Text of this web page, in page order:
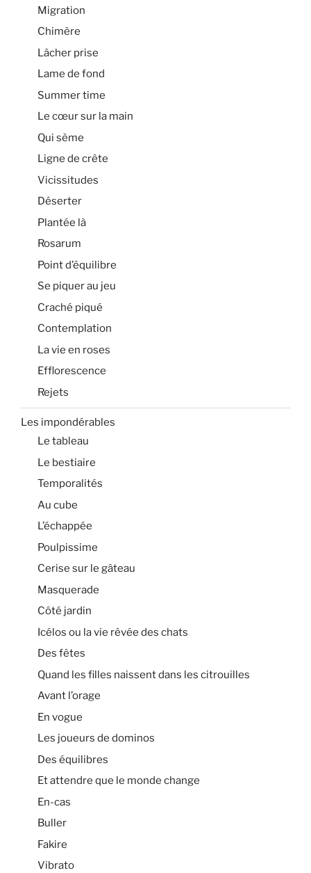
Migration
Chimère
Lâcher prise
Lame de fond
Summer time
Le cœur sur la main
Qui sème
Ligne de crête
Vicissitudes
Déserter
Plantée là
Rosarum
Point d’équilibre
Se piquer au jeu
Craché piqué
Contemplation
La vie en roses
Efflorescence
Rejets
Les impondérables
Le tableau
Le bestiaire
Temporalités
Au cube
L’échappée
Poulpissime
Cerise sur le gâteau
Masquerade
Côté jardin
Icélos ou la vie rêvée des chats
Des fêtes
Quand les filles naissent dans les citrouilles
Avant l’orage
En vogue
Les joueurs de dominos
Des équilibres
Et attendre que le monde change
En-cas
Buller
Fakire
Vibrato